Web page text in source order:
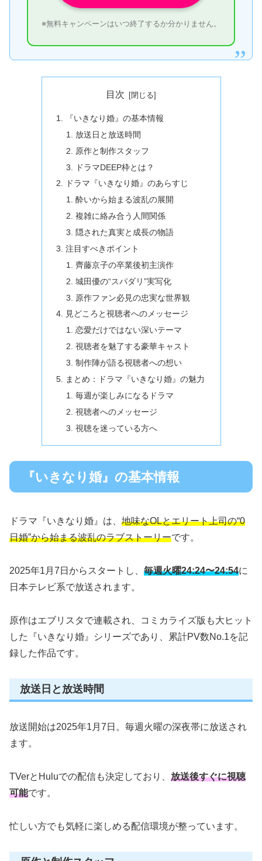
※無料キャンペーンはいつ終了するか分かりません。
目次
『いきなり婚』の基本情報
放送日と放送時間
原作と制作スタッフ
ドラマDEEP枠とは？
ドラマ『いきなり婚』のあらすじ
酔いから始まる波乱の展開
複雑に絡み合う人間関係
隠された真実と成長の物語
注目すべきポイント
齊藤京子の卒業後初主演作
城田優の“スパダリ”実写化
原作ファン必見の忠実な世界観
見どころと視聴者へのメッセージ
恋愛だけではない深いテーマ
視聴者を魅了する豪華キャスト
制作陣が語る視聴者への想い
まとめ：ドラマ『いきなり婚』の魅力
毎週が楽しみになるドラマ
視聴者へのメッセージ
視聴を迷っている方へ
『いきなり婚』の基本情報
ドラマ『いきなり婚』は、 地味なOLとエリート上司の“0
日婚”から始まる波乱のラブストーリーです。
2025年1月7日からスタートし、 毎週火曜24:24〜24:54に
日本テレビ系で放送されます。
原作はエブリスタで連載され、コミカライズ版も大ヒット
した『いきなり婚』シリーズであり、累計PV数No.1を記
録した作品です。
放送日と放送時間
放送開始は2025年1月7日。毎週火曜の深夜帯に放送され
ます。
TVerとHuluでの配信も決定しており、 放送後すぐに視聴
可能です。
忙しい方でも気軽に楽しめる配信環境が整っています。